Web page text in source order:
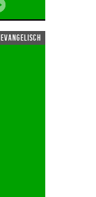
evangelisch